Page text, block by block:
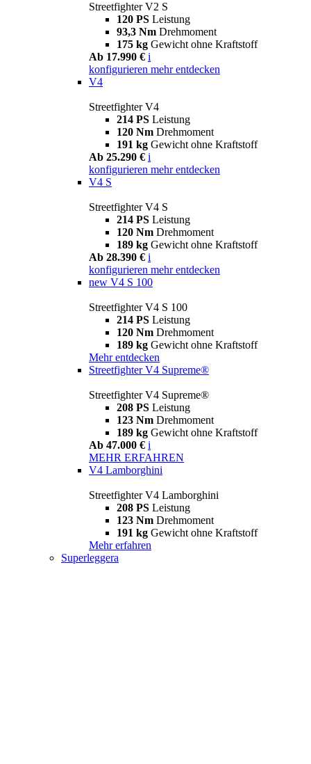
Streetfighter V2 S
120 PS Leistung
93,3 Nm Drehmoment
175 kg Gewicht ohne Kraftstoff
Ab 17.990 € i
konfigurieren mehr entdecken
V4
Streetfighter V4
214 PS Leistung
120 Nm Drehmoment
191 kg Gewicht ohne Kraftstoff
Ab 25.290 € i
konfigurieren mehr entdecken
V4 S
Streetfighter V4 S
214 PS Leistung
120 Nm Drehmoment
189 kg Gewicht ohne Kraftstoff
Ab 28.390 € i
konfigurieren mehr entdecken
new V4 S 100
Streetfighter V4 S 100
214 PS Leistung
120 Nm Drehmoment
189 kg Gewicht ohne Kraftstoff
Mehr entdecken
Streetfighter V4 Supreme®
Streetfighter V4 Supreme®
208 PS Leistung
123 Nm Drehmoment
189 kg Gewicht ohne Kraftstoff
Ab 47.000 € i
MEHR ERFAHREN
V4 Lamborghini
Streetfighter V4 Lamborghini
208 PS Leistung
123 Nm Drehmoment
191 kg Gewicht ohne Kraftstoff
Mehr erfahren
Superleggera